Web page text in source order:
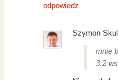
odpowiedz
Szymon
mnie
3.2